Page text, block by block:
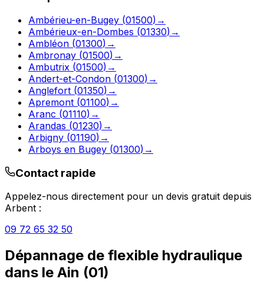
Ambérieu-en-Bugey (01500) →
Ambérieux-en-Dombes (01330) →
Ambléon (01300) →
Ambronay (01500) →
Ambutrix (01500) →
Andert-et-Condon (01300) →
Anglefort (01350) →
Apremont (01100) →
Aranc (01110) →
Arandas (01230) →
Arbigny (01190) →
Arboys en Bugey (01300) →
Contact rapide
Appelez-nous directement pour un devis gratuit depuis
Arbent :
09 72 65 32 50
Dépannage de flexible hydraulique
dans le Ain (01)